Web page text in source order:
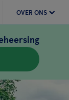
OVER ONS